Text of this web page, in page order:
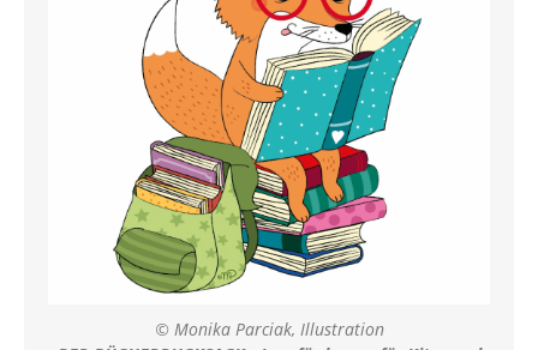
© Monika Parciak, Illustration